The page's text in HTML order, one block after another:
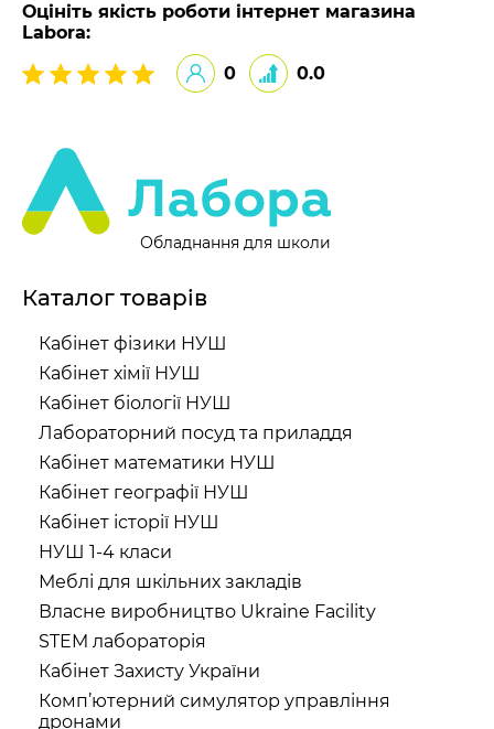
Оцініть якість роботи інтернет магазина
Labora:
0
0.0
Обладнання для школи
Каталог товарів
Кабінет фізики НУШ
Кабінет хімії НУШ
Кабінет біології НУШ
Лабораторний посуд та приладдя
Кабінет математики НУШ
Кабінет географії НУШ
Кабінет історії НУШ
НУШ 1-4 класи
Меблі для шкільних закладів
Власне виробництво Ukraine Facility
STEM лабораторія
Кабінет Захисту України
Комп’ютерний симулятор управління
дронами